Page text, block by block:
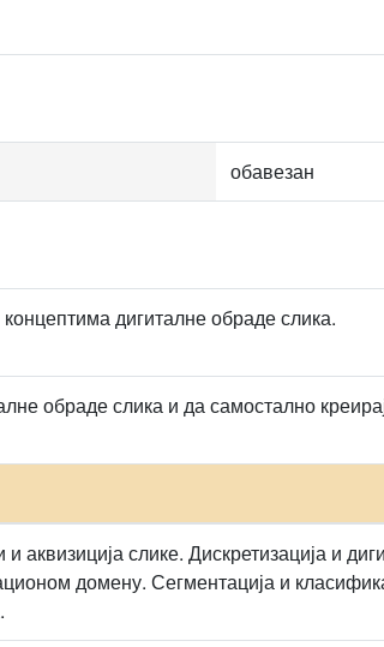
обавезан
дигиталне обраде слика.
обраде слика и да самостално
слике. Дискретизација и
домену. Сегментација и